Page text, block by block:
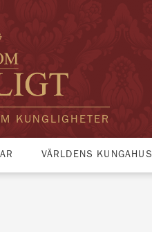
KUNGLIGHETER
VÄRLDENS KUNGAHUS